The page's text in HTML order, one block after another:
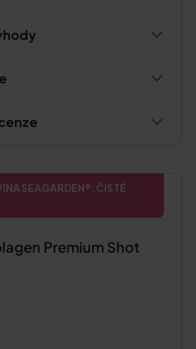
SEAGARDEN®, ČISTÉ
Premium Shot